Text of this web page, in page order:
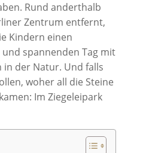
Rund anderthalb
Zentrum entfernt,
Kindern einen
spannenden Tag mit
der Natur. Und falls
woher all die Steine
Im Ziegeleipark